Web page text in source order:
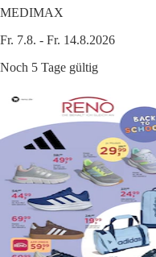
MEDIMAX
Fr. 7.8. - Fr. 14.8.2026
Noch 5 Tage gültig